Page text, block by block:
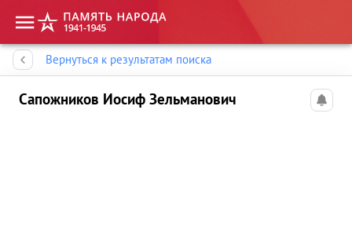
Вернуться к результатам поиска
Сапожников Иосиф Зельманович
Память народа